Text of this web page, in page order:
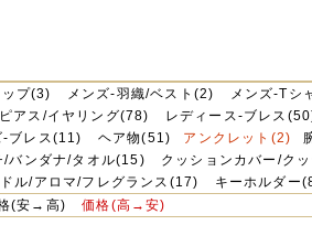
プ(3) メンズ-羽織/ベスト(2) メンズ-Tシ
アス/イヤリング(78) レディース-ブレス
-ブレス(11) ヘア物(51) アンクレット(2)
/バンダナ/タオル(15) クッションカバー/ク
ル/アロマ/フレグランス(17) キーホルダー
(安→高)
価格(高→安)